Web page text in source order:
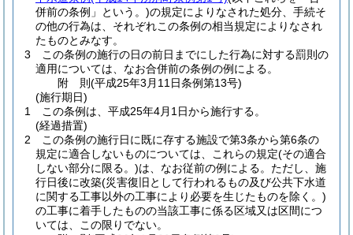
併前の条例」という。)の規定によりなされた処分、手続そ
の他の行為は、それぞれこの条例の相当規定によりなされ
たものとみなす。
3
この条例の施行の日の前日までにした行為に対する罰則の
適用については、なお合併前の条例の例による。
附 則(平成25年3月11日条例第13号)
(施行期日)
1
この条例は、平成25年4月1日から施行する。
(経過措置)
2
この条例の施行日に既に存する施設で第3条から第6条の
規定に適合しないものについては、これらの規定(その適合
しない部分に限る。)は、なお従前の例による。 ただし、施
行日後に改築(災害復旧として行われるもの及び公共下水道
に関する工事以外の工事により必要を生じたものを除く。)
の工事に着手したものの当該工事に係る区域又は区間につ
いては、この限りでない。